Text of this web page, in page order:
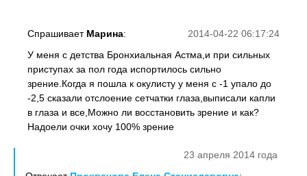
2014-04-22 06:17:24
Спрашивает Марина:
У меня с детства Бронхиальная Астма,и при сильных
приступах за пол года испортилось сильно
зрение.Когда я пошла к окулисту у меня с -1 упало до
-2,5 сказали отслоение сетчатки глаза,выписали капли
в глаза и все,Можно ли восстановить зрение и как?
Надоели очки хочу 100% зрение
23 апреля 2014 года